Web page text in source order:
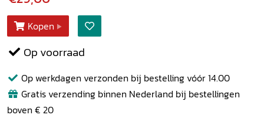
Kopen
Op voorraad
Op werkdagen verzonden bij bestelling vóór 14.00
Gratis verzending binnen Nederland bij bestellingen
boven € 20